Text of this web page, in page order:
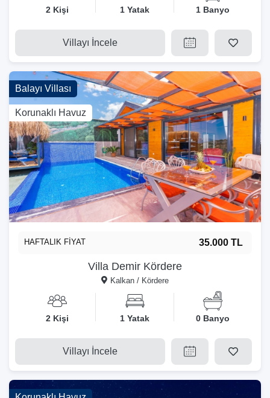
2 Kişi 1 Yatak 1 Banyo
Villayı İncele
Balayı Villası
Korunaklı Havuz
Villa Demir Kördere
Kalkan / Kördere
HAFTALIK FİYAT 35.000 TL
2 Kişi 1 Yatak 0 Banyo
Villayı İncele